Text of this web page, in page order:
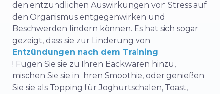
den entzündlichen Auswirkungen von Stress auf
den Organismus entgegenwirken und
Beschwerden lindern können. Es hat sich sogar
gezeigt, dass sie zur Linderung von
Entzündungen nach dem Training
! Fügen Sie sie zu Ihren Backwaren hinzu,
mischen Sie sie in Ihren Smoothie, oder genießen
Sie sie als Topping für Joghurtschalen, Toast,